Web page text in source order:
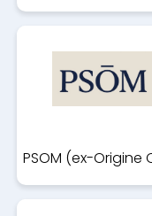
PSOM (ex-Origine